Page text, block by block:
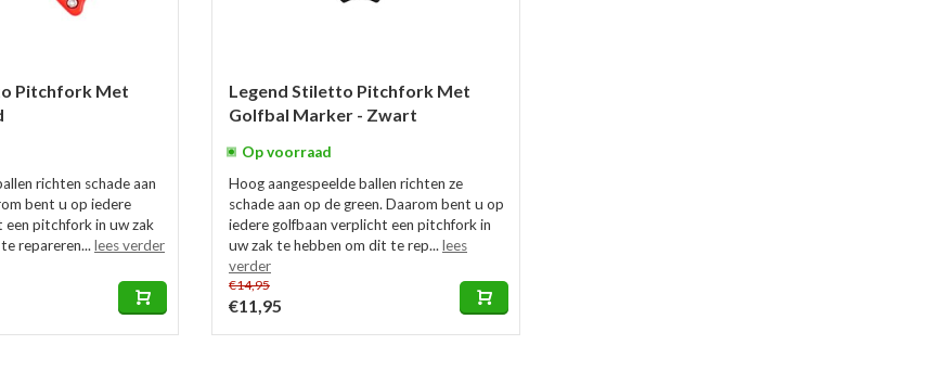
Pitchfork Met
richten schade aan
bent u op iedere
een pitchfork in uw zak
repareren... lees verder
Legend Stiletto Pitchfork Met
Golfbal Marker - Zwart
Op voorraad
Hoog aangespeelde ballen richten ze
schade aan op de green. Daarom bent u op
iedere golfbaan verplicht een pitchfork in
uw zak te hebben om dit te rep... lees
verder
€14,95
€11,95